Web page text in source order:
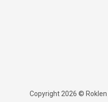
Copyright 2026 ©